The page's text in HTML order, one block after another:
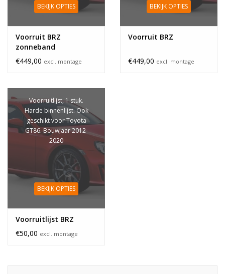
BEKIJK OPTIES
Voorruit BRZ
zonneband
€449,00 excl. montage
BEKIJK OPTIES
Voorruit BRZ
€449,00 excl. montage
Voorruitlijst, 1 stuk.
Harde binnenlijst. Ook
geschikt voor Toyota
GT86. Bouwjaar 2012-
2020
BEKIJK OPTIES
Voorruitlijst BRZ
€50,00 excl. montage